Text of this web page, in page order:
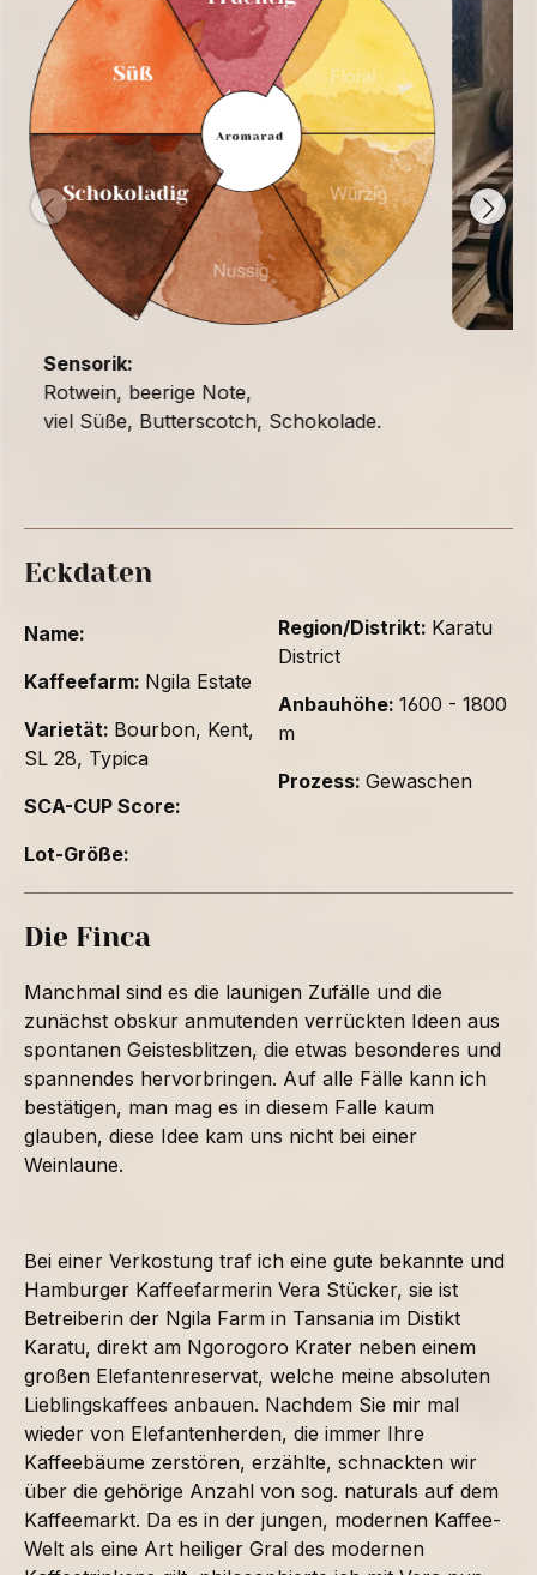
Sensorik:
Rotwein, beerige Note,
viel Süße, Butterscotch, Schokolade.
Eckdaten
Name:
Kaffeefarm: Ngila Estate
Varietät: Bourbon, Kent,
SL 28, Typica
SCA-CUP Score:
Lot-Größe:
Region/Distrikt: Karatu
District
Anbauhöhe: 1600 - 1800
m
Prozess: Gewaschen
Die Finca
Manchmal sind es die launigen Zufälle und die
zunächst obskur anmutenden verrückten Ideen aus
spontanen Geistesblitzen, die etwas besonderes und
spannendes hervorbringen. Auf alle Fälle kann ich
bestätigen, man mag es in diesem Falle kaum
glauben, diese Idee kam uns nicht bei einer
Weinlaune.
Bei einer Verkostung traf ich eine gute bekannte und
Hamburger Kaffeefarmerin Vera Stücker, sie ist
Betreiberin der Ngila Farm in Tansania im Distikt
Karatu, direkt am Ngorogoro Krater neben einem
großen Elefantenreservat, welche meine absoluten
Lieblingskaffees anbauen. Nachdem Sie mir mal
wieder von Elefantenherden, die immer Ihre
Kaffeebäume zerstören, erzählte, schnackten wir
über die gehörige Anzahl von sog. naturals auf dem
Kaffeemarkt. Da es in der jungen, modernen Kaffee-
Welt als eine Art heiliger Gral des modernen